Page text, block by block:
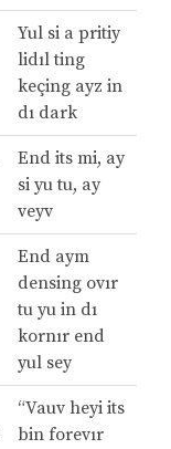
Yul si a pritiy
lidıl ting
keçing ayz in
dı dark
End its mi, ay
si yu tu, ay
veyv
End aym
densing ovır
tu yu in dı
kornır end
yul sey
“Vauv heyi its
bin forevır